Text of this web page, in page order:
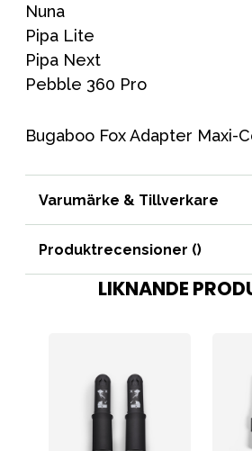
Nuna
Pipa Lite
Pipa Next
Pebble 360 Pro
Bugaboo Fox Adapter Maxi-
Varumärke & Tillverkare
Produktrecensioner ()
LIKNANDE